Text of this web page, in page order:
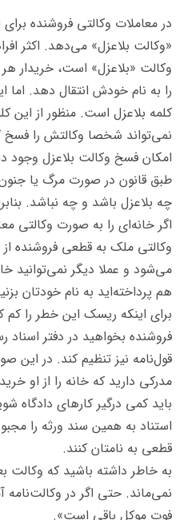
در معاملات وکالتی فروشنده
«وکالت بلاعزل» می‌دهد. اکثر
وکالت «بلاعزل» است، خریدار
را به نام خودش انتقال دهد. اما
کلمه‌ بلاعزل است. منظور از این
نمی‌تواند شخصا وکالتش را فسخ
امکان فسخ وکالت بلاعزل وجود
طبق قانون در صورت مرگ یا
چه بلاعزل باشد و چه نباشد.
اگر خانه‌ای را به صورت وکالتی
وکالتی ملک به قطعی فروشنده
می‌شود و عملا دیگر نمی‌توانید
هم پرداخته‌اید به نام خودتان
برای اینکه ریسک این خطر را کم
فروشنده بخواهید در دفتر
قول‌نامه نیز تنظیم کند. در این
مدرکی دارید که خانه را از او
باید کمی درگیر کارهای دادگاه
استناد به همین سند ورثه را
قطعی به نامتان کنند.
به خاطر داشته باشید که
نمی‌ماند. حتی اگر در وکالت‌نامه
فوت موکل باقی است».